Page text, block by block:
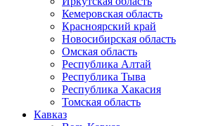
Кемеровская область
Красноярский край
Новосибирская область
Омская область
Республика Алтай
Республика Тыва
Республика Хакасия
Томская область
Кавказ